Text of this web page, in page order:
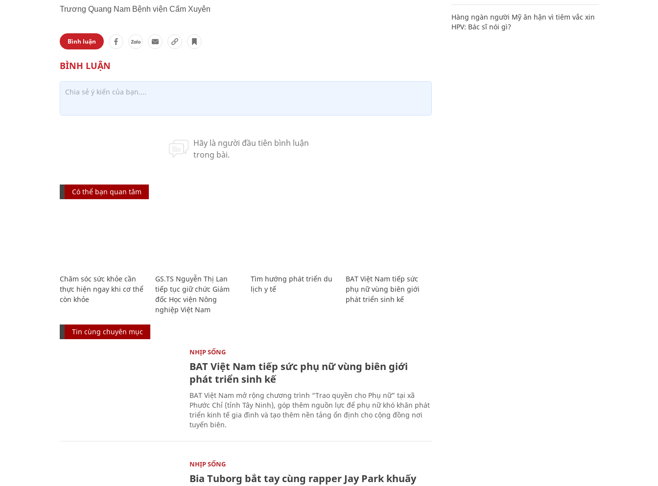
Trương Quang Nam Bệnh viện Cẩm Xuyên
Bình luận
Có thể bạn quan tâm
Chăm sóc sức khỏe cần
thực hiện ngay khi cơ thể
còn khỏe
GS.TS Nguyễn Thị Lan
tiếp tục giữ chức Giám
đốc Học viện Nông
nghiệp Việt Nam
Tìm hướng phát triển du
lịch y tế
BAT Việt Nam tiếp sức
phụ nữ vùng biên giới
phát triển sinh kế
Tin cùng chuyên mục
NHỊP SỐNG
BAT Việt Nam tiếp sức phụ nữ vùng biên giới
phát triển sinh kế
BAT Việt Nam mở rộng chương trình “Trao quyền cho Phụ nữ” tại xã
Phước Chỉ (tỉnh Tây Ninh), góp thêm nguồn lực để phụ nữ khó khăn phát
triển kinh tế gia đình và tạo thêm nền tảng ổn định cho cộng đồng nơi
tuyến biên.
NHỊP SỐNG
Bia Tuborg bắt tay cùng rapper Jay Park khuấy
Hàng ngàn người Mỹ ân hận vì tiêm vắc xin
HPV: Bác sĩ nói gì?